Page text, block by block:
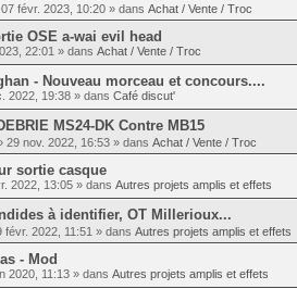
07 févr. 2023, 10:20 » dans Achat / Vente / Troc
OSE a-wai evil head
22:01 » dans Achat / Vente / Troc
- Nouveau morceau et concours....
2022, 19:38 » dans Café discut'
MS24-DK Contre MB15
29 nov. 2022, 16:53 » dans Achat / Vente / Troc
sortie casque
2022, 13:05 » dans Autres projets amplis et effets
à identifier, OT Millerioux...
févr. 2022, 11:51 » dans Autres projets amplis et effets
- Mod
2020, 11:13 » dans Autres projets amplis et effets